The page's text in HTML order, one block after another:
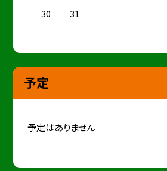
30
31
予定
予定はありません